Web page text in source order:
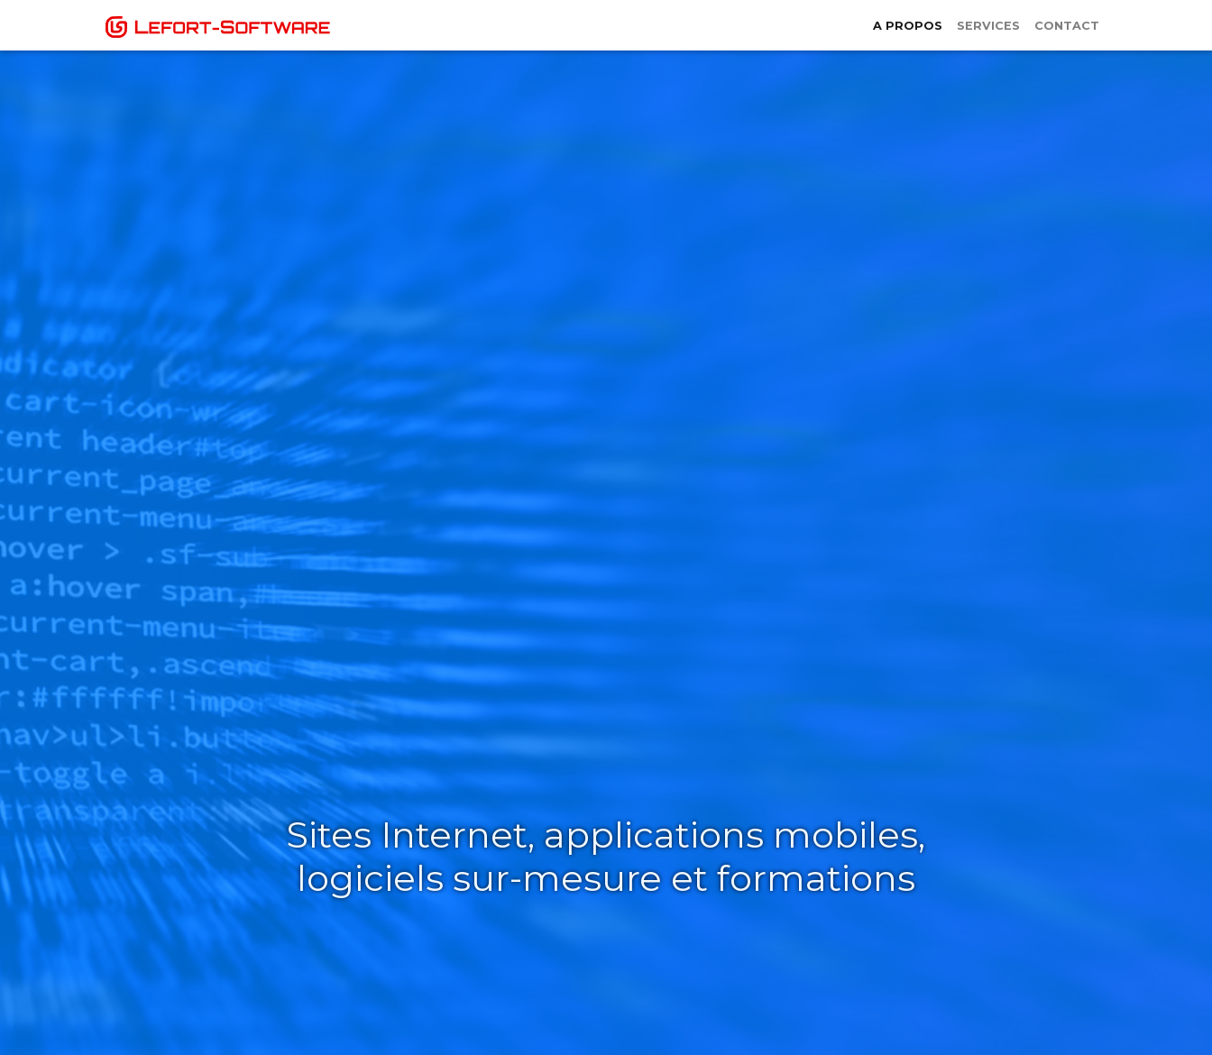
A PROPOS SERVICES CONTACT
Sites Internet, applications mobiles,
logiciels sur-mesure et formations